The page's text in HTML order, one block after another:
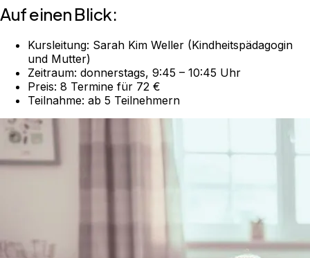
Auf einen Blick:
Kursleitung: Sarah Kim Weller (Kindheitspädagogin
und Mutter)
Zeitraum: donnerstags, 9:45 – 10:45 Uhr
Preis: 8 Termine für 72 €
Teilnahme: ab 5 Teilnehmern